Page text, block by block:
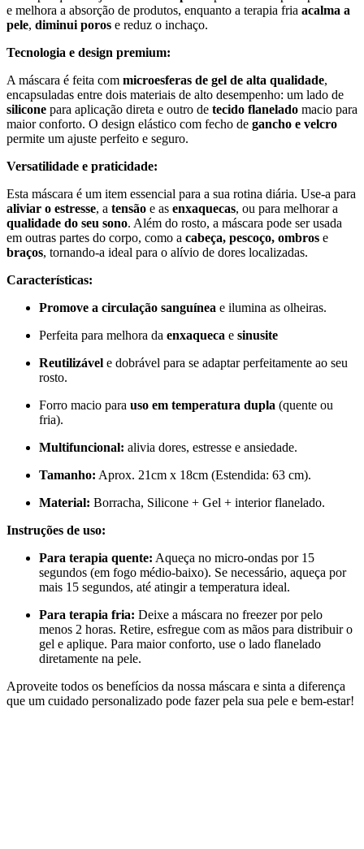
e melhora a absorção de produtos, enquanto a terapia fria acalma a
pele, diminui poros e reduz o inchaço.
Tecnologia e design premium:
A máscara é feita com microesferas de gel de alta qualidade,
encapsuladas entre dois materiais de alto desempenho: um lado de
silicone para aplicação direta e outro de tecido flanelado macio para
maior conforto. O design elástico com fecho de gancho e velcro
permite um ajuste perfeito e seguro.
Versatilidade e praticidade:
Esta máscara é um item essencial para a sua rotina diária. Use-a para
aliviar o estresse, a tensão e as enxaquecas, ou para melhorar a
qualidade do seu sono. Além do rosto, a máscara pode ser usada
em outras partes do corpo, como a cabeça, pescoço, ombros e
braços, tornando-a ideal para o alívio de dores localizadas.
Características:
Promove a circulação sanguínea e ilumina as olheiras.
Perfeita para melhora da enxaqueca e sinusite
Reutilizável e dobrável para se adaptar perfeitamente ao seu
rosto.
Forro macio para uso em temperatura dupla (quente ou
fria).
Multifuncional: alivia dores, estresse e ansiedade.
Tamanho: Aprox. 21cm x 18cm (Estendida: 63 cm).
Material: Borracha, Silicone + Gel + interior flanelado.
Instruções de uso:
Para terapia quente: Aqueça no micro-ondas por 15
segundos (em fogo médio-baixo). Se necessário, aqueça por
mais 15 segundos, até atingir a temperatura ideal.
Para terapia fria: Deixe a máscara no freezer por pelo
menos 2 horas. Retire, esfregue com as mãos para distribuir o
gel e aplique. Para maior conforto, use o lado flanelado
diretamente na pele.
Aproveite todos os benefícios da nossa máscara e sinta a diferença
que um cuidado personalizado pode fazer pela sua pele e bem-estar!